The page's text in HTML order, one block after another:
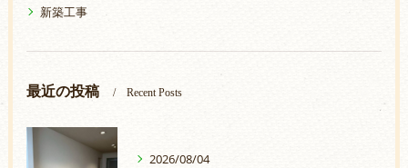
新築工事
最近の投稿 Recent Posts
2026/08/04